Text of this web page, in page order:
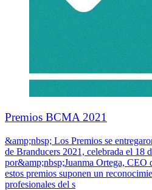
Premios BCMA 2021
&amp;nbsp; Los Premios se
de Branducers 2021, celebrada el 18
por&amp;nbsp;Juanma Ortega,
estos premios suponen un
profesionales del s